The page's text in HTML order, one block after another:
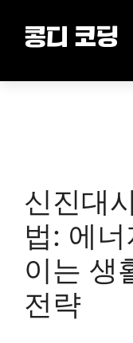
content콩디 코딩
신진대
법: 에
이는 생
전략